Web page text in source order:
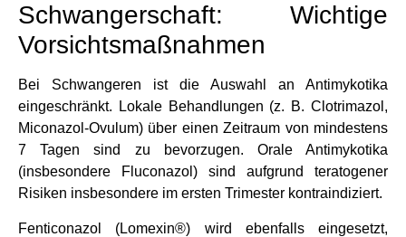
Schwangerschaft: Wichtige
Vorsichtsmaßnahmen
Bei Schwangeren ist die Auswahl an Antimykotika
eingeschränkt. Lokale Behandlungen (z. B. Clotrimazol,
Miconazol-Ovulum) über einen Zeitraum von mindestens
7 Tagen sind zu bevorzugen. Orale Antimykotika
(insbesondere Fluconazol) sind aufgrund teratogener
Risiken insbesondere im ersten Trimester kontraindiziert.
Fenticonazol (Lomexin®) wird ebenfalls eingesetzt,